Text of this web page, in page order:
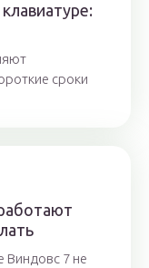
сроки
Виндовс 7 не